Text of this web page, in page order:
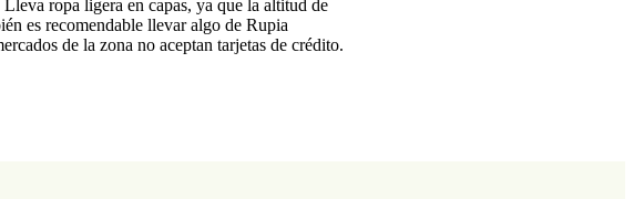
ropa ligera en capas, ya que la altitud de
es recomendable llevar algo de Rupia
de la zona no aceptan tarjetas de crédito.